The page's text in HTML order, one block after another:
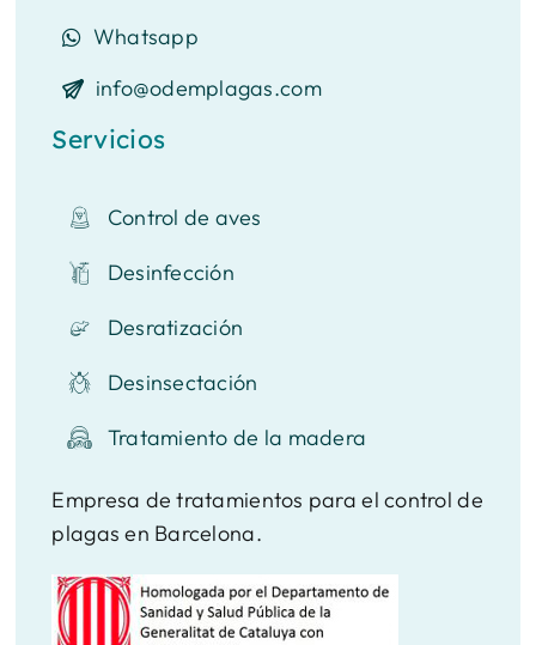
Whatsapp
info@odemplagas.com
Servicios
Control de aves
Desinfección
Desratización
Desinsectación
Tratamiento de la madera
Empresa de tratamientos para el control de
plagas en Barcelona.